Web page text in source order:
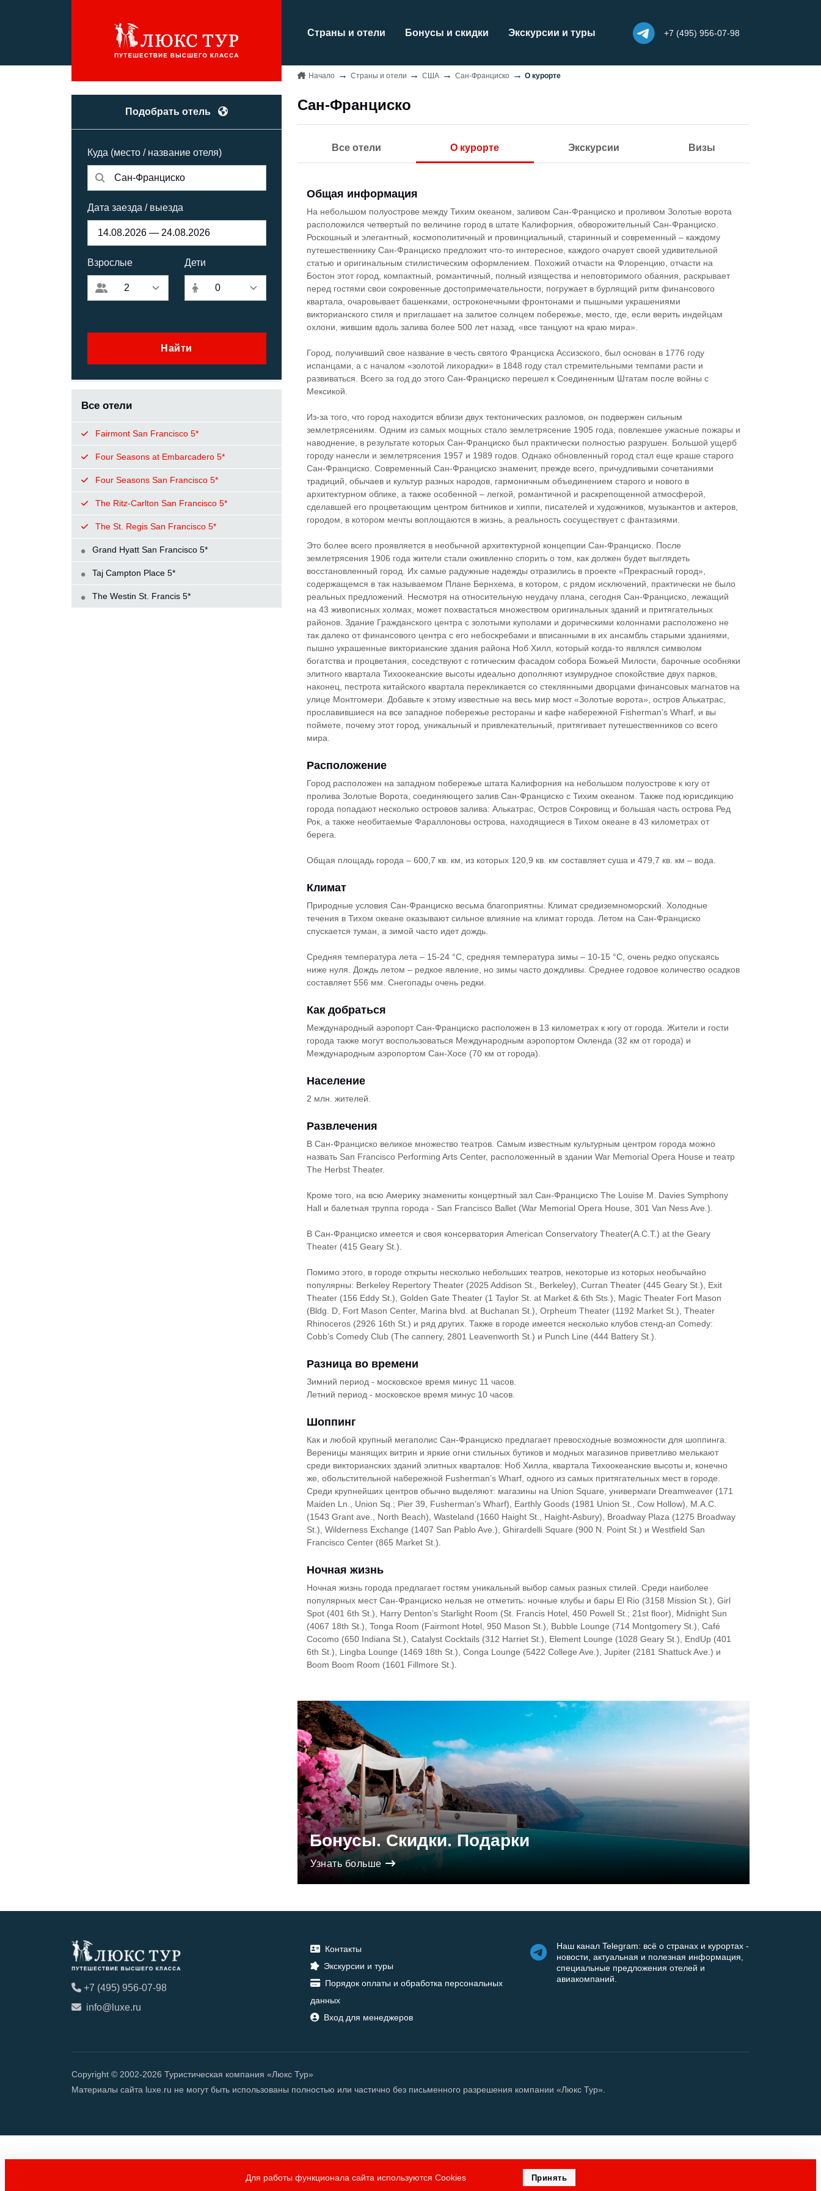
Страны и отели Бонусы и скидки Экскурсии и туры +7 (495) 956-07-98
Подобрать отель
Куда (место / название отеля)
Дата заезда / выезда
Взрослые Дети
Найти
Все отели
Fairmont San Francisco 5*
Four Seasons at Embarcadero 5*
Four Seasons San Francisco 5*
The Ritz-Carlton San Francisco 5*
The St. Regis San Francisco 5*
Grand Hyatt San Francisco 5*
Taj Campton Place 5*
The Westin St. Francis 5*
Начало Страны и отели США Сан-Франциско О курорте
Сан-Франциско
Все отели О курорте Экскурсии Визы
Общая информация
На небольшом полуострове между Тихим океаном, заливом Сан-Франциско и проливом Золотые ворота
расположился четвертый по величине город в штате Калифорния, обворожительный Сан-Франциско.
Роскошный и элегантный, космополитичный и провинциальный, старинный и современный – каждому
путешественнику Сан-Франциско предложит что-то интересное, каждого очарует своей удивительной
статью и оригинальным стилистическим оформлением. Похожий отчасти на Флоренцию, отчасти на
Бостон этот город, компактный, романтичный, полный изящества и неповторимого обаяния, раскрывает
перед гостями свои сокровенные достопримечательности, погружает в бурлящий ритм финансового
квартала, очаровывает башенками, остроконечными фронтонами и пышными украшениями
викторианского стиля и приглашает на залитое солнцем побережье, место, где, если верить индейцам
охлони, жившим вдоль залива более 500 лет назад, «все танцуют на краю мира».
Город, получивший свое название в честь святого Франциска Ассизского, был основан в 1776 году
испанцами, а с началом «золотой лихорадки» в 1848 году стал стремительными темпами расти и
развиваться. Всего за год до этого Сан-Франциско перешел к Соединенным Штатам после войны с
Мексикой.
Из-за того, что город находится вблизи двух тектонических разломов, он подвержен сильным
землетрясениям. Одним из самых мощных стало землетрясение 1905 года, повлекшее ужасные пожары и
наводнение, в результате которых Сан-Франциско был практически полностью разрушен. Большой ущерб
городу нанесли и землетрясения 1957 и 1989 годов. Однако обновленный город стал еще краше старого
Сан-Франциско. Современный Сан-Франциско знаменит, прежде всего, причудливыми сочетаниями
традиций, обычаев и культур разных народов, гармоничным объединением старого и нового в
архитектурном облике, а также особенной – легкой, романтичной и раскрепощенной атмосферой,
сделавшей его процветающим центром битников и хиппи, писателей и художников, музыкантов и актеров,
городом, в котором мечты воплощаются в жизнь, а реальность сосуществует с фантазиями.
Это более всего проявляется в необычной архитектурной концепции Сан-Франциско. После
землетрясения 1906 года жители стали оживленно спорить о том, как должен будет выглядеть
восстановленный город. Их самые радужные надежды отразились в проекте «Прекрасный город»,
содержащемся в так называемом Плане Бернхема, в котором, с рядом исключений, практически не было
реальных предложений. Несмотря на относительную неудачу плана, сегодня Сан-Франциско, лежащий
на 43 живописных холмах, может похвастаться множеством оригинальных зданий и притягательных
районов. Здание Гражданского центра с золотыми куполами и дорическими колоннами расположено не
так далеко от финансового центра с его небоскребами и вписанными в их ансамбль старыми зданиями,
пышно украшенные викторианские здания района Ноб Хилл, который когда-то являлся символом
богатства и процветания, соседствуют с готическим фасадом собора Божьей Милости, барочные особняки
элитного квартала Тихоокеанские высоты идеально дополняют изумрудное спокойствие двух парков,
наконец, пестрота китайского квартала перекликается со стеклянными дворцами финансовых магнатов на
улице Монтгомери. Добавьте к этому известные на весь мир мост «Золотые ворота», остров Алькатрас,
прославившиеся на все западное побережье рестораны и кафе набережной Fisherman’s Wharf, и вы
поймете, почему этот город, уникальный и привлекательный, притягивает путешественников со всего
мира.
Расположение
Город расположен на западном побережье штата Калифорния на небольшом полуострове к югу от
пролива Золотые Ворота, соединяющего залив Сан-Франциско с Тихим океаном. Также под юрисдикцию
города попадают несколько островов залива: Алькатрас, Остров Сокровищ и большая часть острова Ред
Рок, а также необитаемые Фараллоновы острова, находящиеся в Тихом океане в 43 километрах от
берега.
Общая площадь города – 600,7 кв. км, из которых 120,9 кв. км составляет суша и 479,7 кв. км – вода.
Климат
Природные условия Сан-Франциско весьма благоприятны. Климат средиземноморский. Холодные
течения в Тихом океане оказывают сильное влияние на климат города. Летом на Сан-Франциско
спускается туман, а зимой часто идет дождь.
Средняя температура лета – 15-24 °С, средняя температура зимы – 10-15 °С, очень редко опускаясь
ниже нуля. Дождь летом – редкое явление, но зимы часто дождливы. Среднее годовое количество осадков
составляет 556 мм. Снегопады очень редки.
Как добраться
Международный аэропорт Сан-Франциско расположен в 13 километрах к югу от города. Жители и гости
города также могут воспользоваться Международным аэропортом Окленда (32 км от города) и
Международным аэропортом Сан-Хосе (70 км от города).
Население
2 млн. жителей.
Развлечения
В Сан-Франциско великое множество театров. Самым известным культурным центром города можно
назвать San Francisco Performing Arts Center, расположенный в здании War Memorial Opera House и театр
The Herbst Theater.
Кроме того, на всю Америку знамениты концертный зал Сан-Франциско The Louise M. Davies Symphony
Hall и балетная труппа города - San Francisco Ballet (War Memorial Opera House, 301 Van Ness Ave.).
В Сан-Франциско имеется и своя консерватория American Conservatory Theater(A.C.T.) at the Geary
Theater (415 Geary St.).
Помимо этого, в городе открыты несколько небольших театров, некоторые из которых необычайно
популярны: Berkeley Repertory Theater (2025 Addison St., Berkeley), Curran Theater (445 Geary St.), Exit
Theater (156 Eddy St.), Golden Gate Theater (1 Taylor St. at Market & 6th Sts.), Magic Theater Fort Mason
(Bldg. D, Fort Mason Center, Marina blvd. at Buchanan St.), Orpheum Theater (1192 Market St.), Theater
Rhinoceros (2926 16th St.) и ряд других. Также в городе имеется несколько клубов стенд-ап Comedy:
Cobb’s Comedy Club (The cannery, 2801 Leavenworth St.) и Punch Line (444 Battery St.).
Разница во времени
Зимний период - московское время минус 11 часов.
Летний период - московское время минус 10 часов.
Шоппинг
Как и любой крупный мегаполис Сан-Франциско предлагает превосходные возможности для шоппинга.
Вереницы манящих витрин и яркие огни стильных бутиков и модных магазинов приветливо мелькают
среди викторианских зданий элитных кварталов: Ноб Хилла, квартала Тихоокеанские высоты и, конечно
же, обольстительной набережной Fusherman’s Wharf, одного из самых притягательных мест в городе.
Среди крупнейших центров обычно выделяют: магазины на Union Square, универмаги Dreamweaver (171
Maiden Ln., Union Sq.; Pier 39, Fusherman’s Wharf), Earthly Goods (1981 Union St., Cow Hollow), M.A.C.
(1543 Grant ave., North Beach), Wasteland (1660 Haight St., Haight-Asbury), Broadway Plaza (1275 Broadway
St.), Wilderness Exchange (1407 San Pablo Ave.), Ghirardelli Square (900 N. Point St.) и Westfield San
Francisco Center (865 Market St.).
Ночная жизнь
Ночная жизнь города предлагает гостям уникальный выбор самых разных стилей. Среди наиболее
популярных мест Сан-Франциско нельзя не отметить: ночные клубы и бары El Rio (3158 Mission St.), Girl
Spot (401 6th St.), Harry Denton’s Starlight Room (St. Francis Hotel, 450 Powell St.; 21st floor), Midnight Sun
(4067 18th St.), Tonga Room (Fairmont Hotel, 950 Mason St.), Bubble Lounge (714 Montgomery St.), Café
Cocomo (650 Indiana St.), Catalyst Cocktails (312 Harriet St.), Element Lounge (1028 Geary St.), EndUp (401
6th St.), Lingba Lounge (1469 18th St.), Conga Lounge (5422 College Ave.), Jupiter (2181 Shattuck Ave.) и
Boom Boom Room (1601 Fillmore St.).
Бонусы. Скидки. Подарки
Узнать больше
+7 (495) 956-07-98
info@luxe.ru
Контакты
Экскурсии и туры
Порядок оплаты и обработка персональных
данных
Вход для менеджеров
Наш канал Telegram: всё о странах и курортах -
новости, актуальная и полезная информация,
специальные предложения отелей и
авиакомпаний.
Copyright © 2002-2026 Туристическая компания «Люкс Тур»
Материалы сайта luxe.ru не могут быть использованы полностью или частично без письменного разрешения компании «Люкс Тур».
Для работы функционала сайта используются Cookies Принять